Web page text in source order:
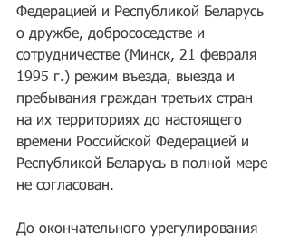
Федерацией и Республикой Беларусь
о дружбе, добрососедстве и
сотрудничестве (Минск, 21 февраля
1995 г.) режим въезда, выезда и
пребывания граждан третьих стран
на их территориях до настоящего
времени Российской Федерацией и
Республикой Беларусь в полной мере
не согласован.
До окончательного урегулирования